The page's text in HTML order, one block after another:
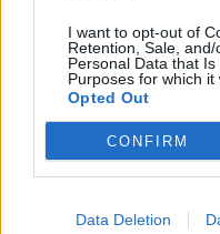
I want to opt-out of
Retention, Sale,
Personal Data that
Purposes for which it
Opted Out
CONFIRM
Data Deletion
Public Pop Up Store